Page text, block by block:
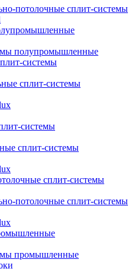
потолочные сплит-системы
полупромышленные
системы
сплит-системы
системы
сплит-системы
сплит-системы
потолочные сплит-системы
промышленные